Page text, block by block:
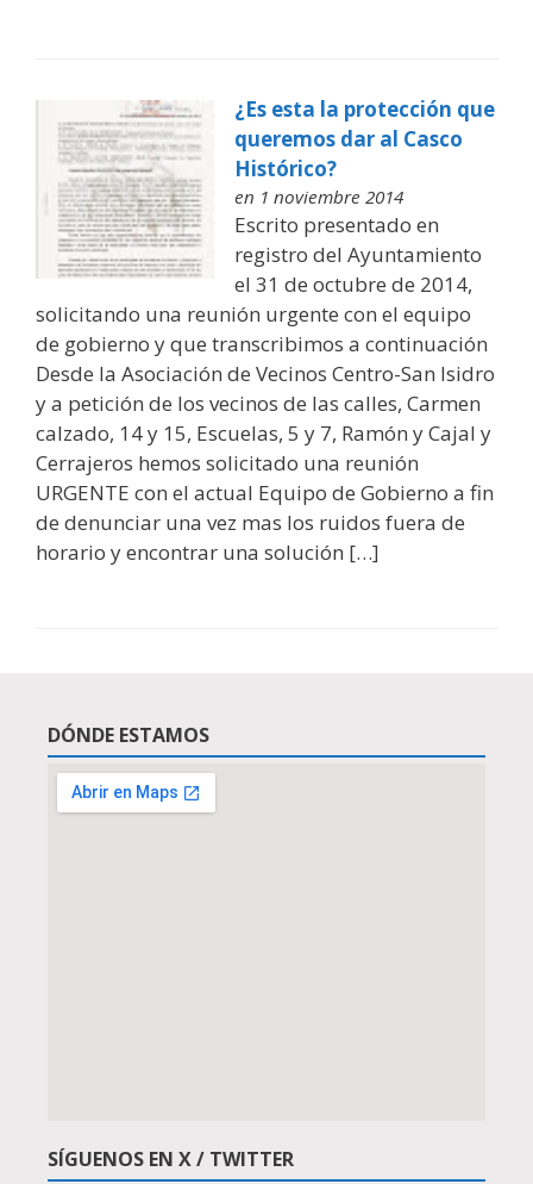
¿Es esta la protección que
queremos dar al Casco
Histórico?
en 1 noviembre 2014
Escrito presentado en
registro del Ayuntamiento
el 31 de octubre de 2014,
solicitando una reunión urgente con el equipo
de gobierno y que transcribimos a continuación
Desde la Asociación de Vecinos Centro-San Isidro
y a petición de los vecinos de las calles, Carmen
calzado, 14 y 15, Escuelas, 5 y 7, Ramón y Cajal y
Cerrajeros hemos solicitado una reunión
URGENTE con el actual Equipo de Gobierno a fin
de denunciar una vez mas los ruidos fuera de
horario y encontrar una solución […]
DÓNDE ESTAMOS
SÍGUENOS EN X / TWITTER